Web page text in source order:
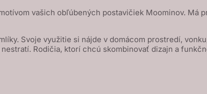
vašich obľúbených postavičiek Moominov.
Svoje využitie si nájde v domácom prostredí,
Rodičia, ktorí chcú skombinovať dizajn a